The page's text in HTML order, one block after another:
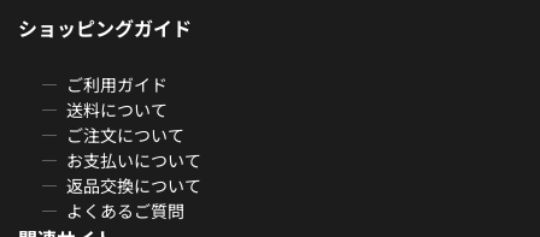
ショッピングガイド
ご利用ガイド
送料について
ご注文について
お支払いについて
返品交換について
よくあるご質問